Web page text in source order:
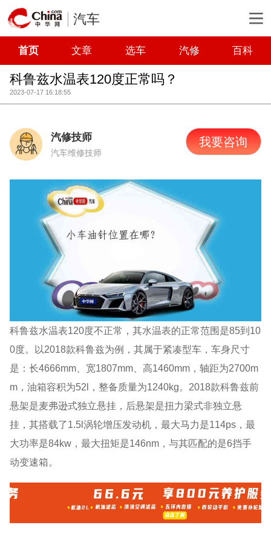
汽车
首页 文章 选车 汽修 百科
科鲁兹水温表120度正常吗？
2023-07-17 16:18:55
汽修技师
汽车维修技师
我要咨询
科鲁兹水温表120度不正常，其水温表的正常范围是85到10
0度。以2018款科鲁兹为例，其属于紧凑型车，车身尺寸
是：长4666mm、宽1807mm、高1460mm，轴距为2700m
m，油箱容积为52l，整备质量为1240kg。2018款科鲁兹前
悬架是麦弗逊式独立悬挂，后悬架是扭力梁式非独立悬
挂，其搭载了1.5l涡轮增压发动机，最大马力是114ps，最
大功率是84kw，最大扭矩是146nm，与其匹配的是6挡手
动变速箱。